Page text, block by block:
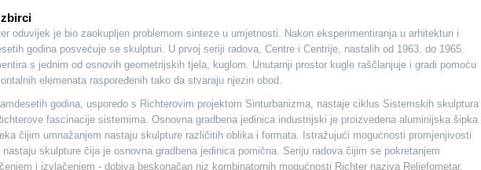
oduvijek je bio zaokupljen problemom sinteze u umjetnosti. Nakon eksperimentiranja u arhitekturi i
godina posvećuje se skulpturi. U prvoj seriji radova, Centre i Centrije, nastalih od 1963. do 1965.
s jednim od osnovih geometrijskih tjela, kuglom. Unutarnji prostor kugle raščlanjuje i gradi pomoću
elemenata raspoređenih tako da stvaraju njezin obod.
godina, usporedo s Richterovim projektom Sinturbanizma, nastaje ciklus Sistemskih skulptura
fascinacije sistemima. Osnovna gradbena jedinica industrijski je proizvedena aluminijska šipka
čijim umnažanjem nastaju skulpture različitih oblika i formata. Istražujući mogućnosti promjenjivosti
skulpture čija je osnovna gradbena jedinica pomična. Seriju radova čijim se pokretanjem
i izvlačenjem - dobiva beskonačan niz kombinatornih mogućnosti Richter naziva Reljefometar.